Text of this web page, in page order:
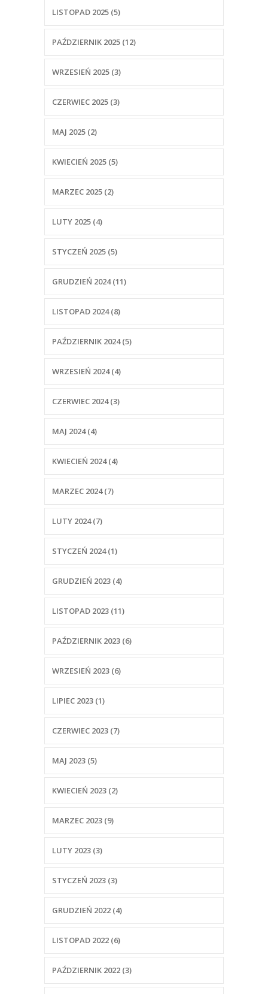
LISTOPAD 2025 (5)
PAŹDZIERNIK 2025 (12)
WRZESIEŃ 2025 (3)
CZERWIEC 2025 (3)
MAJ 2025 (2)
KWIECIEŃ 2025 (5)
MARZEC 2025 (2)
LUTY 2025 (4)
STYCZEŃ 2025 (5)
GRUDZIEŃ 2024 (11)
LISTOPAD 2024 (8)
PAŹDZIERNIK 2024 (5)
WRZESIEŃ 2024 (4)
CZERWIEC 2024 (3)
MAJ 2024 (4)
KWIECIEŃ 2024 (4)
MARZEC 2024 (7)
LUTY 2024 (7)
STYCZEŃ 2024 (1)
GRUDZIEŃ 2023 (4)
LISTOPAD 2023 (11)
PAŹDZIERNIK 2023 (6)
WRZESIEŃ 2023 (6)
LIPIEC 2023 (1)
CZERWIEC 2023 (7)
MAJ 2023 (5)
KWIECIEŃ 2023 (2)
MARZEC 2023 (9)
LUTY 2023 (3)
STYCZEŃ 2023 (3)
GRUDZIEŃ 2022 (4)
LISTOPAD 2022 (6)
PAŹDZIERNIK 2022 (3)